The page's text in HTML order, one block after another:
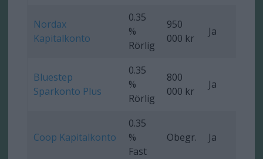
Nordax
Kapitalkonto
0.35
%
Rörlig
950
000 kr
Ja
Bluestep
Sparkonto Plus
0.35
%
Rörlig
800
000 kr
Ja
Coop Kapitalkonto
0.35
%
Fast
Obegr. Ja